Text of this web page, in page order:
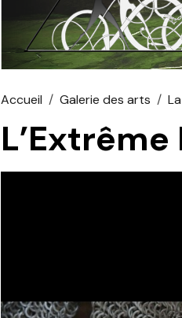
Accueil Galerie des arts